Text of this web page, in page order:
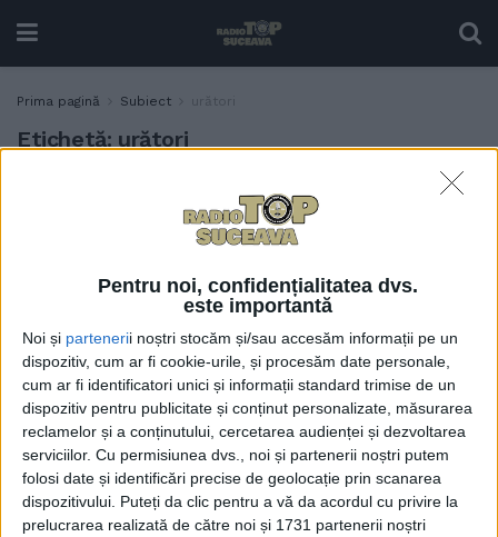
Pentru noi, confidențialitatea dvs.
este importantă
Noi și partenerii noștri stocăm și/sau accesăm informații pe un
dispozitiv, cum ar fi cookie-urile, și procesăm date personale,
cum ar fi identificatori unici și informații standard trimise de un
dispozitiv pentru publicitate și conținut personalizate, măsurarea
reclamelor și a conținutului, cercetarea audienței și dezvoltarea
serviciilor. Cu permisiunea dvs., noi și partenerii noștri putem
folosi date și identificări precise de geolocație prin scanarea
dispozitivului. Puteți da clic pentru a vă da acordul cu privire la
prelucrarea realizată de către noi și 1731 partenerii noștri
Prima pagină Subiect urători
Etichetă: urători
Mii de oameni în centrul
Sucevei, pentru a urmări
spectacolul oferit de ”urșii”,
”haiducii” veniți din tot
județul (Foto)
27 DECEMBRIE, 2022